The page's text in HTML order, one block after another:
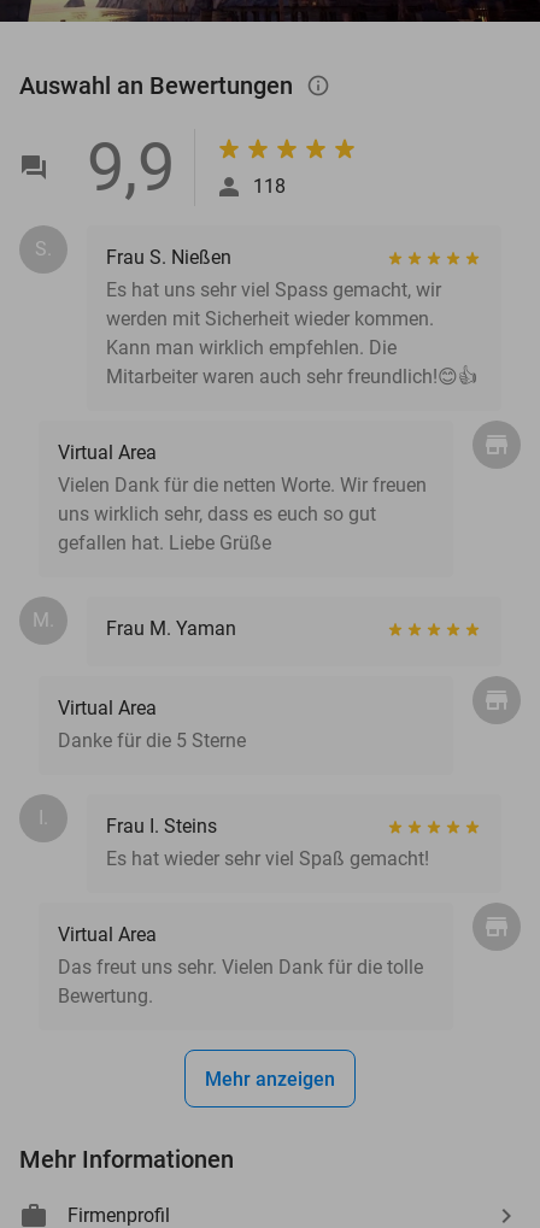
Auswahl an Bewertungen info_outlined
9,9 118
S.
Frau S. Nießen
Es hat uns sehr viel Spass gemacht, wir
werden mit Sicherheit wieder kommen.
Kann man wirklich empfehlen. Die
Mitarbeiter waren auch sehr freundlich!😊👍
Virtual Area
Vielen Dank für die netten Worte. Wir freuen
uns wirklich sehr, dass es euch so gut
gefallen hat. Liebe Grüße
M. Frau M. Yaman
Virtual Area
Danke für die 5 Sterne
I.
Frau I. Steins
Es hat wieder sehr viel Spaß gemacht!
Virtual Area
Das freut uns sehr. Vielen Dank für die tolle
Bewertung.
Mehr anzeigen
Mehr Informationen
Firmenprofil